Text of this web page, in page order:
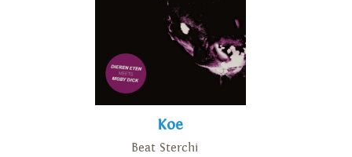
Koe
Beat Sterchi